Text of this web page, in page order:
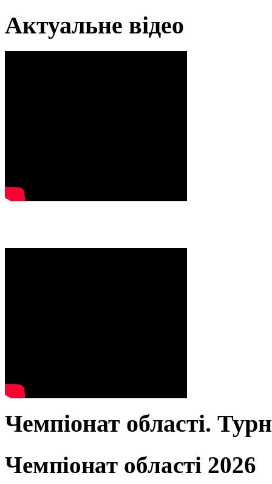
Актуальне відео
Чемпіонат області.
Чемпіонат області 2026